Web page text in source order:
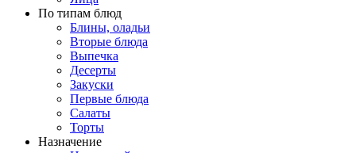
По типам блюд
Блины, оладьи
Вторые блюда
Выпечка
Десерты
Закуски
Первые блюда
Салаты
Торты
Назначение